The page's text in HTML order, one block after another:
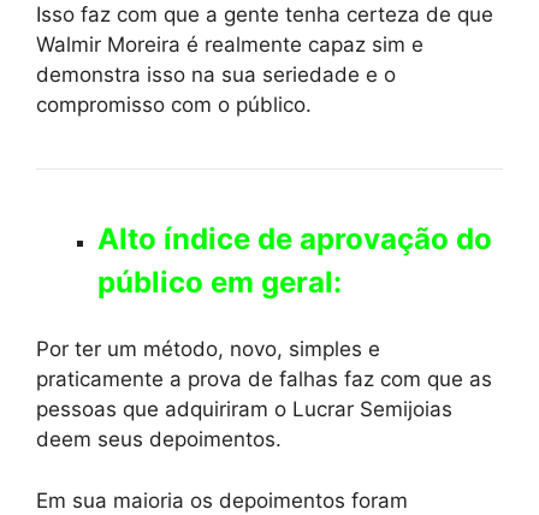
Isso faz com que a gente tenha certeza de que
Walmir Moreira é realmente capaz sim e
demonstra isso na sua seriedade e o
compromisso com o público.
Alto índice de aprovação do
público em geral:
Por ter um método, novo, simples e
praticamente a prova de falhas faz com que as
pessoas que adquiriram o Lucrar Semijoias
deem seus depoimentos.
Em sua maioria os depoimentos foram